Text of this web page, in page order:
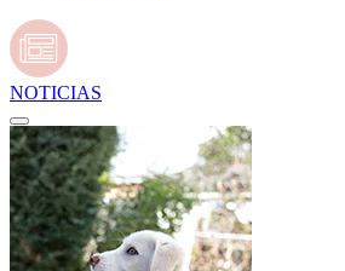
NOTICIAS